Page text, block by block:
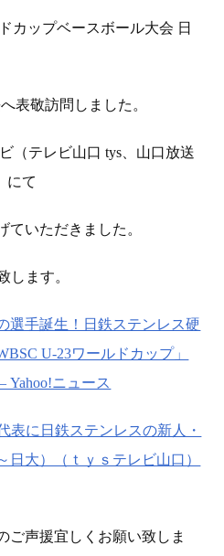
カップベースボール大会 日
表敬訪問しました。
（テレビ山口 tys、山口放送
にて
ていただきました。
します。
選手誕生！日鉄ステンレス硬
U-23ワールドカップ」
Yahoo!ニュース
表に日鉄ステンレスの新人・
日大）（ｔｙｓテレビ山口）
ご声援宜しくお願い致しま